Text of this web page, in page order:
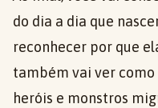
do dia a dia que
reconhecer por que
também vai ver como
heróis e monstros